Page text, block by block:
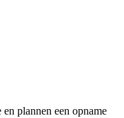
plannen een opname